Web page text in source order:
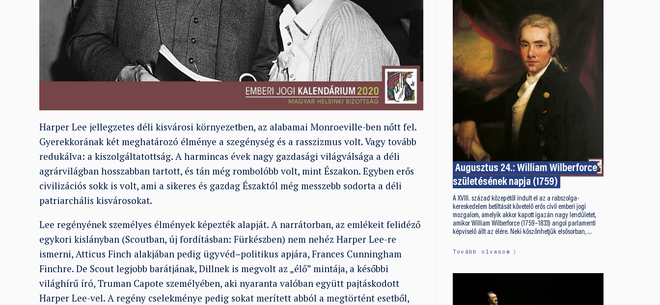
Harper Lee jellegzetes déli kisvárosi környezetben, az alabamai Monroeville-ben nőtt fel.
Gyerekkorának két meghatározó élménye a szegénység és a rasszizmus volt. Vagy tovább
redukálva: a kiszolgáltatottság. A harmincas évek nagy gazdasági világválsága a déli
agrárvilágban hosszabban tartott, és tán még rombolóbb volt, mint Északon. Egyben erős
civilizációs sokk is volt, ami a sikeres és gazdag Északtól még messzebb sodorta a déli
patriarchális kisvárosokat.
Lee regényének személyes élmények képezték alapját. A narrátorban, az emlékeit felidéző
egykori kislányban (Scoutban, új fordításban: Fürkészben) nem nehéz Harper Lee-re
ismerni, Atticus Finch alakjában pedig ügyvéd–politikus apjára, Frances Cunningham
Finchre. De Scout legjobb barátjának, Dillnek is megvolt az „élő” mintája, a későbbi
világhírű író, Truman Capote személyében, aki nyaranta valóban együtt pajtáskodott
Harper Lee-vel. A regény cselekménye pedig sokat merített abból a megtörtént esetből,
Augusztus 24.: William Wilberforce
születésének napja (1759)
A XVIII. század közepétől indult el az a rabszolga-
kereskedelem betiltását követelő erős civil emberi jogi
mozgalom, amelyik akkor kapott igazán nagy lendületet,
amikor William Wilberforce (1759–1833) angol parlamenti
képviselő állt az élére. Neki köszönhetjük elsősorban, …
Tovább olvasom